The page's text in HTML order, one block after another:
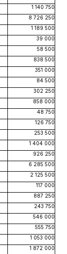
1 140 750
8 726 250
1 189 500
39 000
58 500
838 500
351 000
84 500
302 250
858 000
48 750
126 750
253 500
1 404 000
926 250
6 285 500
2 125 500
117 000
887 250
243 750
546 000
555 750
1 053 000
1 872 000